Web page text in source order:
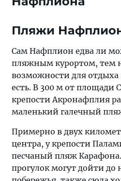
Пляжи
Сам Нафплион едва ли
пляжным курортом, тем
возможности для отдыха
есть. В 300 м от площади
крепости Акронафплия
маленький галечный
Примерно в двух
центра, у крепости
песчаный пляж
прогулок могут дойти до